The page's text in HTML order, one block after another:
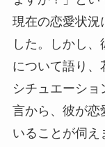
現在の恋愛状況
した。しかし
について語り、
シチュエーシ
言から、彼が恋
いることが伺え